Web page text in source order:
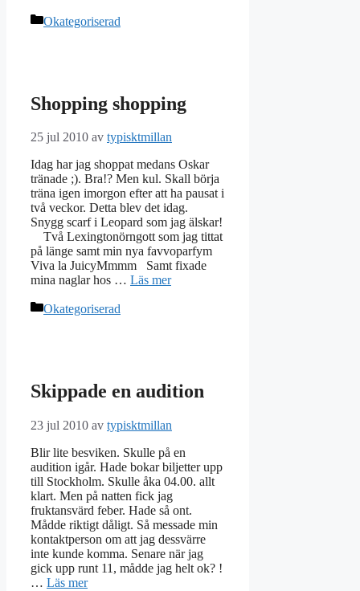
Kategorier
Okategoriserad
Shopping shopping
25 jul 2010 av typisktmillan
Idag har jag shoppat medans Oskar
tränade ;). Bra!? Men kul. Skall börja
träna igen imorgon efter att ha pausat i
två veckor. Detta blev det idag.
Snygg scarf i Leopard som jag älskar!
Två Lexingtonörngott som jag tittat
på länge samt min nya favvoparfym
Viva la JuicyMmmm Samt fixade
mina naglar hos … Läs mer
Kategorier
Okategoriserad
Skippade en audition
23 jul 2010 av typisktmillan
Blir lite besviken. Skulle på en
audition igår. Hade bokar biljetter upp
till Stockholm. Skulle åka 04.00. allt
klart. Men på natten fick jag
fruktansvärd feber. Hade så ont.
Mådde riktigt dåligt. Så messade min
kontaktperson om att jag dessvärre
inte kunde komma. Senare när jag
gick upp runt 11, mådde jag helt ok? !
… Läs mer